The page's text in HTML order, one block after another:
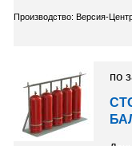
Производство: Версия-
по